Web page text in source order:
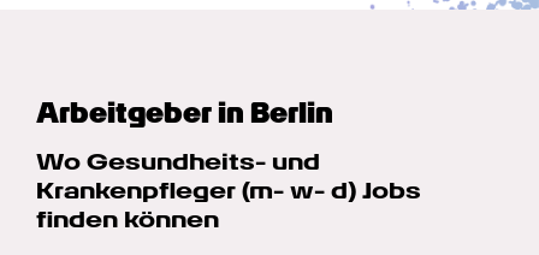
Arbeitgeber in Berlin
Wo Gesundheits- und
Krankenpfleger (m- w- d) Jobs
finden können